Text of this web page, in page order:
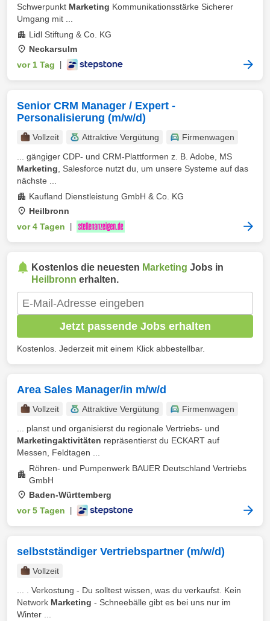
Schwerpunkt Marketing Kommunikationsstärke Sicherer
Umgang mit ...
Lidl Stiftung & Co. KG
Neckarsulm
vor 1 Tag
Senior CRM Manager / Expert -
Personalisierung (m/w/d)
Vollzeit Attraktive Vergütung
Firmenwagen
... gängiger CDP- und CRM-Plattformen z. B. Adobe, MS
Marketing , Salesforce nutzt du, um unsere Systeme auf das
nächste ...
Kaufland Dienstleistung GmbH & Co. KG
Heilbronn
vor 4 Tagen
Kostenlos die neuesten Marketing Jobs in
Heilbronn erhalten.
Jetzt passende Jobs erhalten
Kostenlos. Jederzeit mit einem Klick abbestellbar.
Area Sales Manager/in m/w/d
Vollzeit Attraktive Vergütung
Firmenwagen
... planst und organisierst du regionale Vertriebs- und
Marketingaktivitäten repräsentierst du ECKART auf
Messen, Feldtagen ...
Röhren- und Pumpenwerk BAUER Deutschland Vertriebs
GmbH
Baden-Württemberg
vor 5 Tagen
selbstständiger Vertriebspartner (m/w/d)
Vollzeit
... . Verkostung - Du solltest wissen, was du verkaufst. Kein
Network Marketing - Schneebälle gibt es bei uns nur im
Winter ...